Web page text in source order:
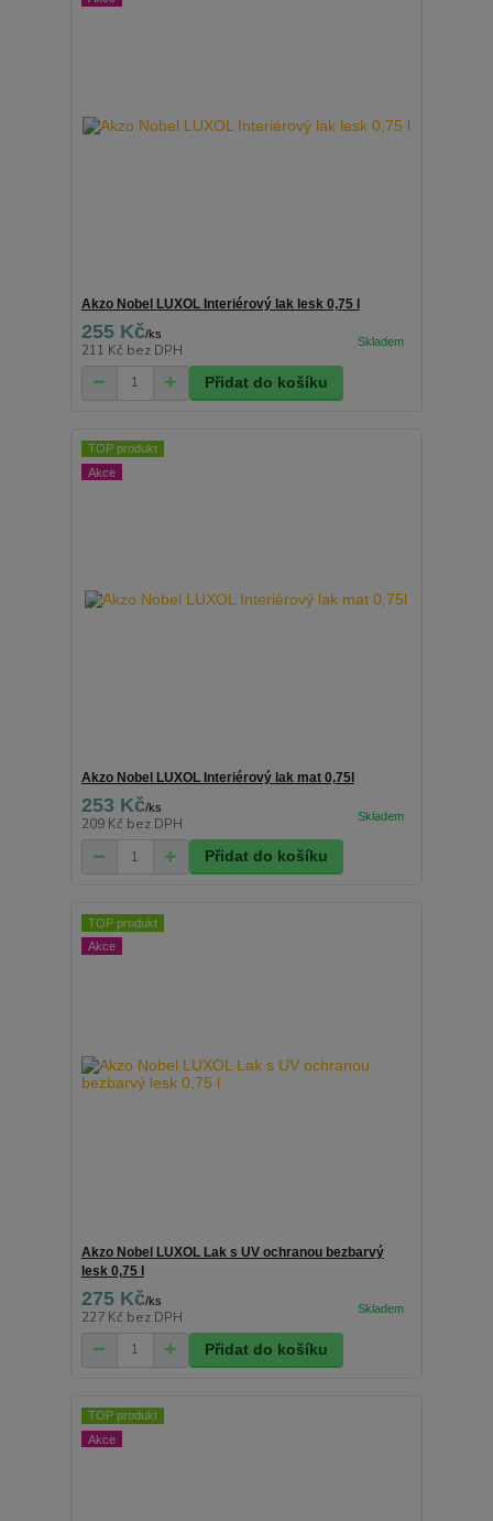
Akzo Nobel LUXOL Interiérový lak lesk 0,75 l
255 Kč/ks
211 Kč bez DPH
Přidat do košíku
TOP produkt
Akce
Akzo Nobel LUXOL Interiérový lak mat 0,75l
253 Kč/ks
209 Kč bez DPH
Přidat do košíku
TOP produkt
Akce
Akzo Nobel LUXOL Lak s UV ochranou bezbarvý
lesk 0,75 l
275 Kč/ks
227 Kč bez DPH
Přidat do košíku
TOP produkt
Akce